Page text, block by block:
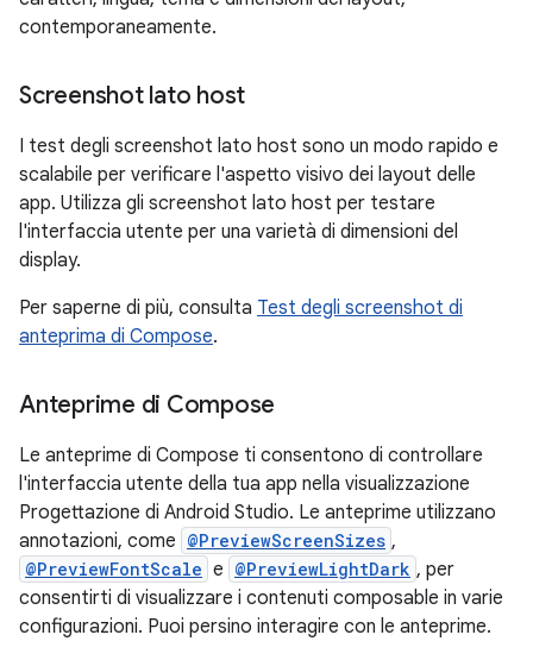
contemporaneamente.
Screenshot lato host
I test degli screenshot lato host sono un modo rapido e
scalabile per verificare l'aspetto visivo dei layout delle
app. Utilizza gli screenshot lato host per testare
l'interfaccia utente per una varietà di dimensioni del
display.
Per saperne di più, consulta Test degli screenshot di
anteprima di Compose.
Anteprime di Compose
Le anteprime di Compose ti consentono di controllare
l'interfaccia utente della tua app nella visualizzazione
Progettazione di Android Studio. Le anteprime utilizzano
annotazioni, come @PreviewScreenSizes ,
@PreviewFontScale e @PreviewLightDark , per
consentirti di visualizzare i contenuti composable in varie
configurazioni. Puoi persino interagire con le anteprime.